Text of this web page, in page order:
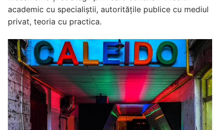
academic cu specialiștii, autoritățile publice cu mediul
privat, teoria cu practica.